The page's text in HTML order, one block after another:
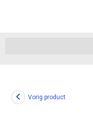
Vorig product